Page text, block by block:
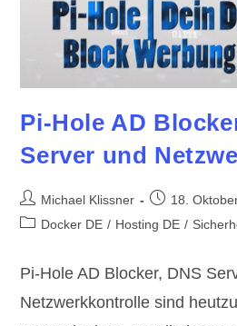
Pi-Hole AD
Server und
Beitrags-
Autor:
Michael Klissner
Beitrag
veröffentlicht:
18.
Beitrags-
Docker DE / Hosting DE /
Pi-Hole AD Blocker, DNS
Netzwerkkontrolle sind